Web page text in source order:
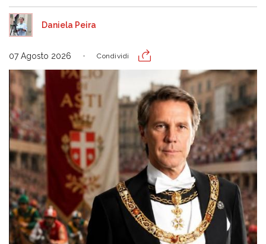
Daniela Peira
07 Agosto 2026 Condividi